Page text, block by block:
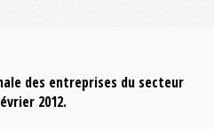
des entreprises du secteur
2012.